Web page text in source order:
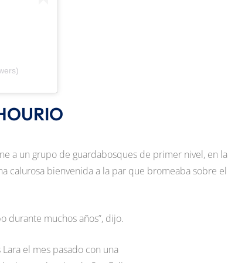
a un grupo de guardabosques de primer nivel, en la
calurosa bienvenida a la par que bromeaba sobre el
durante muchos años”, dijo.
el mes pasado con una